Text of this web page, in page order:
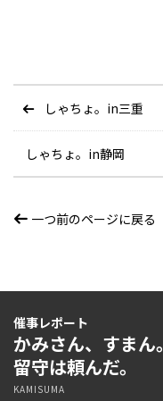
しゃちょ。in三重
しゃちょ。in静岡
一つ前のページに戻る
催事レポート
かみさん、すまん。
留守は頼んだ。
KAMISUMA